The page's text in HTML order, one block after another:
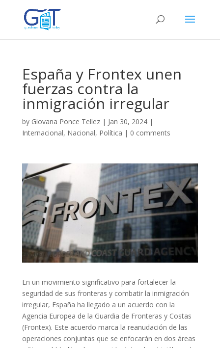
España y Frontex unen
fuerzas contra la
inmigración irregular
by Giovana Ponce Tellez| Jan 30, 2024|
Internacional, Nacional, Política | 0 comments
En un movimiento significativo para fortalecer la
seguridad de sus fronteras y combatir la inmigración
irregular, España ha llegado a un acuerdo con la
Agencia Europea de la Guardia de Fronteras y Costas
(Frontex). Este acuerdo marca la reanudación de las
operaciones conjuntas que se enfocarán en dos áreas